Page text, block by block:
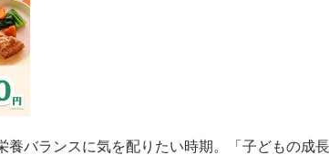
バランスに気を配りたい時期。「子どもの